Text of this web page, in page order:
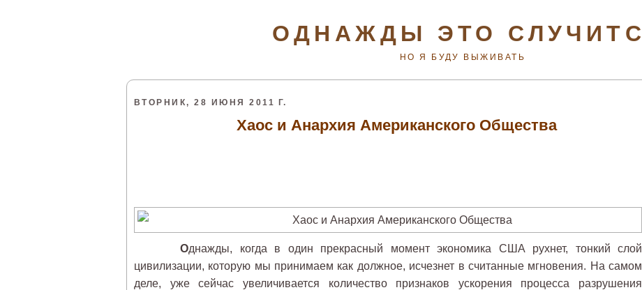
ОДНАЖДЫ ЭТО
НО Я БУДУ ВЫЖИВАТЬ
ВТОРНИК, 28 ИЮНЯ 2011 Г.
Хаос и Анархия Американского Общества
Однажды, когда в один прекрасный момент экономика США рухнет, тонкий слой
цивилизации, которую мы принимаем как должное, исчезнет в считанные мгновения. На самом
деле, уже сейчас увеличивается количество признаков ускорения процесса разрушения